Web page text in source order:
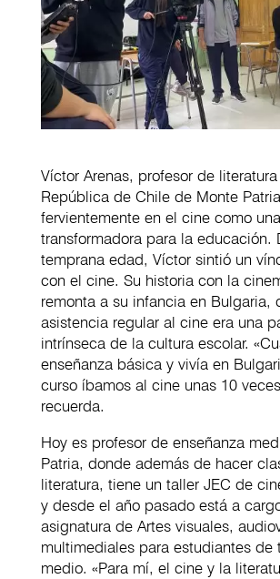
Víctor Arenas, profesor de
República de Chile de Monte
fervientemente en el cine como
transformadora para la educación.
temprana edad, Víctor sintió un
con el cine. Su historia con la
remonta a su infancia en Bulgaria,
asistencia regular al cine era una
intrínseca de la cultura escolar.
enseñanza básica y vivía en
curso íbamos al cine unas 10
recuerda.
Hoy es profesor de enseñanza
Patria, donde además de hacer
literatura, tiene un taller JEC de
y desde el año pasado está a
asignatura de Artes visuales,
multimediales para estudiantes de
medio. «Para mí, el cine y la